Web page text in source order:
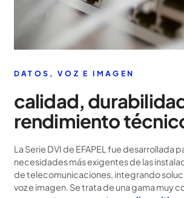
DATOS, VOZ E IMAGEN
calidad,
rendimiento
La Serie DVI de EFAPEL fue desarrollada
necesidades más exigentes de las
de telecomunicaciones, integrando
voz e imagen. Se trata de una gama muy